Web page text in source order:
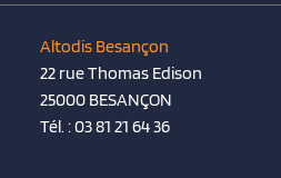
Altodis Besançon
22 rue Thomas Edison
25000 BESANÇON
Tél. :03 81 21 64 36